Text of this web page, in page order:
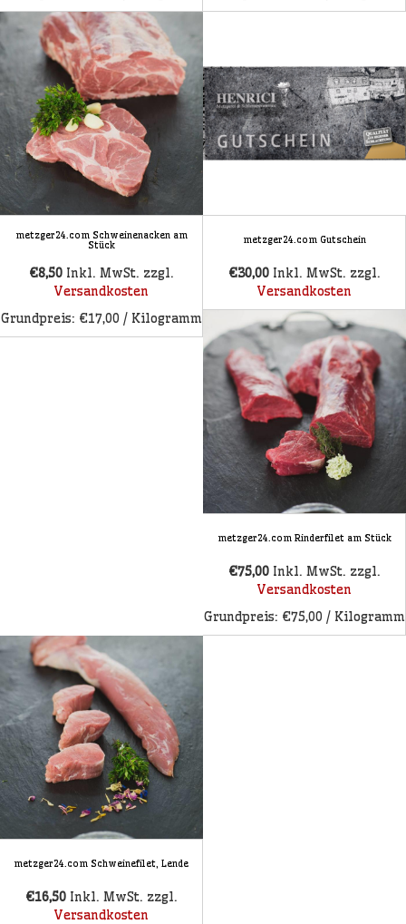
metzger24.com Schweinenacken am
Stück
€8,50 Inkl. MwSt. zzgl.
Versandkosten
Grundpreis: €17,00 / Kilogramm
metzger24.com Gutschein
€30,00 Inkl. MwSt. zzgl.
Versandkosten
metzger24.com Rinderfilet am Stück
€75,00 Inkl. MwSt. zzgl.
Versandkosten
Grundpreis: €75,00 / Kilogramm
metzger24.com Schweinefilet, Lende
€16,50 Inkl. MwSt. zzgl.
Versandkosten